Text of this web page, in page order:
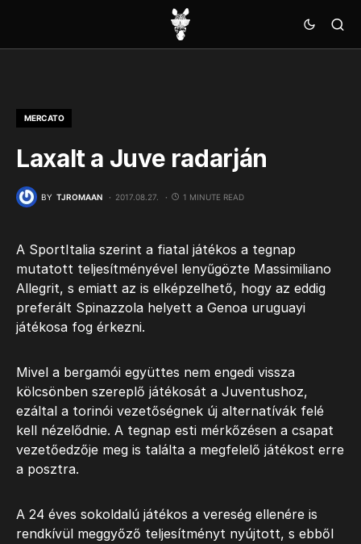
MERCATO
Laxalt a Juve radarján
BY TJROMAAN 2017.08.27. 1 MINUTE READ
A SportItalia szerint a fiatal játékos a tegnap
mutatott teljesítményével lenyűgözte Massimiliano
Allegrit, s emiatt az is elképzelhető, hogy az eddig
preferált Spinazzola helyett a Genoa uruguayi
játékosa fog érkezni.
Mivel a bergamói együttes nem engedi vissza
kölcsönben szereplő játékosát a Juventushoz,
ezáltal a torinói vezetőségnek új alternatívák felé
kell nézelődnie. A tegnap esti mérkőzésen a csapat
vezetőedzője meg is találta a megfelelő játékost erre
a posztra.
A 24 éves sokoldalú játékos a vereség ellenére is
rendkívül meggyőző teljesítményt nyújtott, s ebből